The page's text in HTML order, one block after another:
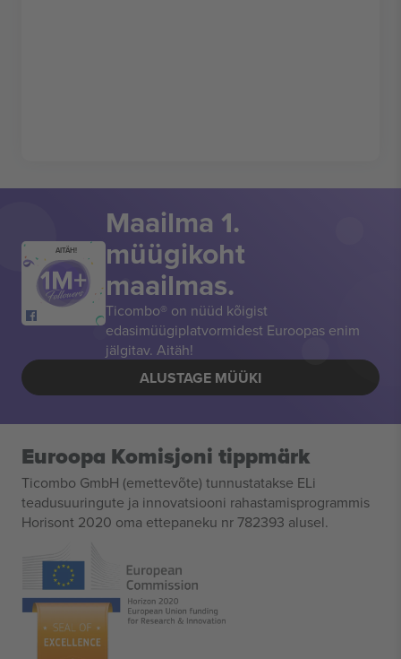
AITÄH!
Maailma 1.
müügikoht
maailmas.
Ticombo® on nüüd kõigist
edasimüügiplatvormidest Euroopas enim
jälgitav. Aitäh!
ALUSTAGE MÜÜKI
Euroopa Komisjoni tippmärk
Ticombo GmbH (emettevõte) tunnustatakse ELi
teadusuuringute ja innovatsiooni rahastamisprogrammis
Horisont 2020 oma ettepaneku nr 782393 alusel.